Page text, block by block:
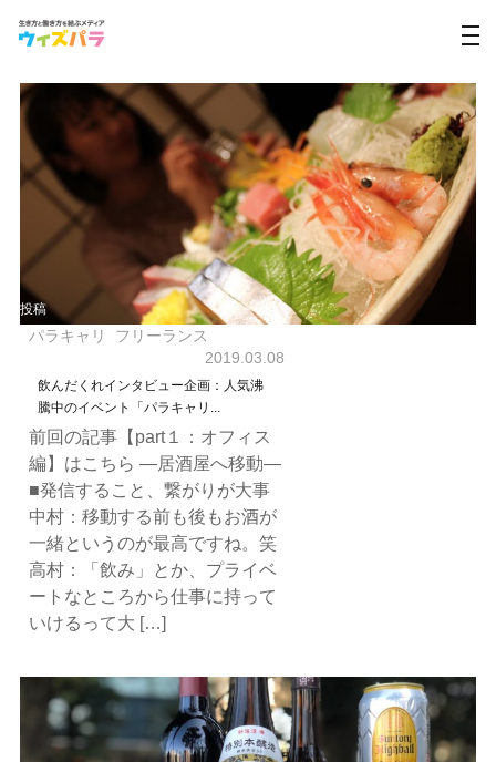
投稿
パラキャリ
フリーランス
2019.03.08
飲んだくれインタビュー企画：人気沸
騰中のイベント「パラキャリ...
前回の記事【part１：オフィス
編】はこちら ―居酒屋へ移動―
■発信すること、繋がりが大事
中村：移動する前も後もお酒が
一緒というのが最高ですね。笑
高村：「飲み」とか、プライベ
ートなところから仕事に持って
いけるって大 […]